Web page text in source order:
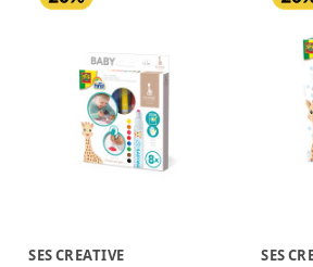
SES CREATIVE
SES